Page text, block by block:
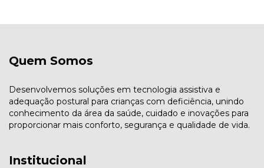
Quem Somos
Desenvolvemos soluções em tecnologia assistiva e
adequação postural para crianças com deficiência, unindo
conhecimento da área da saúde, cuidado e inovações para
proporcionar mais conforto, segurança e qualidade de vida.
Institucional